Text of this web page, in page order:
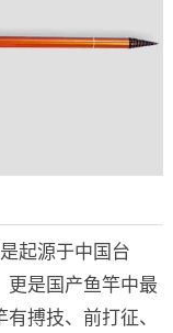
起源于中国台
更是国产鱼竿中最
搏技、前打征、